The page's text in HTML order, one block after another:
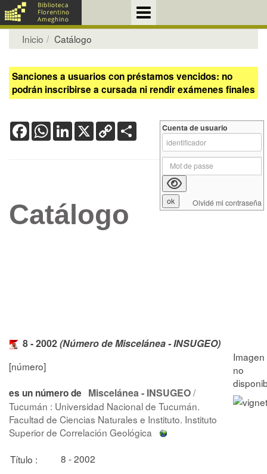
Inicio Catálogo
Sanciones a usuarios con préstamos vencidos: no
podrán inscribirse a cursada ni rendir exámenes finales
FacebookWhatsApp
LinkedIn
X Copy
Link
Catálogo
8 - 2002(Número de Miscelánea - INSUGEO)
[número]
es un número de Miscelánea - INSUGEO/
Tucumán : Universidad Nacional de Tucumán.
Facultad de Ciencias Naturales e Instituto. Instituto
Superior de Correlación Geológica
Título :
8 - 2002
Cuenta de usuario
Olvidé mi contraseña